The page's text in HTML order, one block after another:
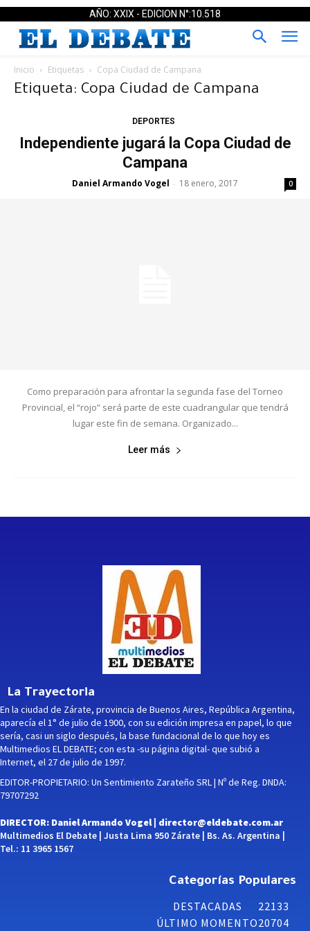
AÑO: XXIX - EDICION N°:10.518
Inicio Etiquetas Copa Ciudad de Campana
Etiqueta: Copa Ciudad de Campana
DEPORTES
Independiente jugará la Copa Ciudad de
Campana
Daniel Armando Vogel - 18 enero, 2017 0
Como preparación para afrontar la segunda fase del Torneo
Provincial, el “rojo” será parte de este cuadrangular que tendrá
lugar este fin de semana. Organizado...
Leer más
La Trayectoria
En la ciudad de Zárate, provincia de Buenos Aires, República Argentina,
aparecía el 1° de julio de 1900, con su edición impresa en papel, lo que
sería, casi un siglo después, la base fundacional de lo que hoy es
Multimedios EL DEBATE; con esta -su página digital- que subió a
Internet, el 27 de julio de 1997.
EDITOR-PROPIETARIO: Un Sentimiento Zarateño SRL | Nº de Reg. DNDA:
79707292
DIRECTOR: Daniel Armando Vogel | director@eldebate.com.ar
Multimedios El Debate | Justa Lima 950 Zárate | Bs. As. Argentina |
Tel.: 11 3965 1567
Categorías Populares
DESTACADAS
22133
ÚLTIMO MOMENTO20704